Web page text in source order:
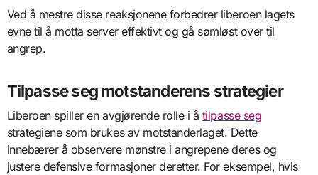
Ved å mestre disse reaksjonene forbedrer liberoen lagets
evne til å motta server effektivt og gå sømløst over til
angrep.
Tilpasse seg motstanderens strategier
Liberoen spiller en avgjørende rolle i å tilpasse seg
strategiene som brukes av motstanderlaget. Dette
innebærer å observere mønstre i angrepene deres og
justere defensive formasjoner deretter. For eksempel, hvis